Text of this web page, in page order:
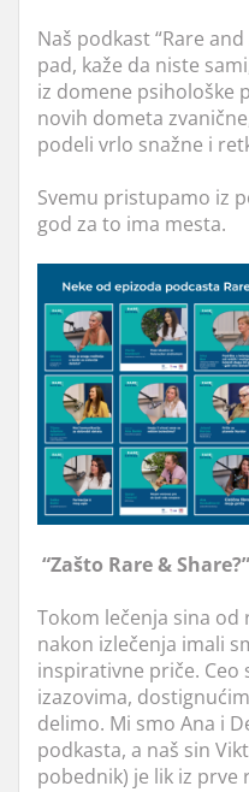
Naš podkast “Rare
pad, kaže da niste
iz domene psihološke
novih dometa
podeli vrlo snažne i
Svemu pristupamo iz
god za to ima mesta.
“Zašto Rare & Share?”
Tokom lečenja sina
nakon izlečenja imali
inspirativne priče. Ceo
izazovima,
delimo. Mi smo Ana i
podkasta, a naš sin
pobednik) je lik iz prve